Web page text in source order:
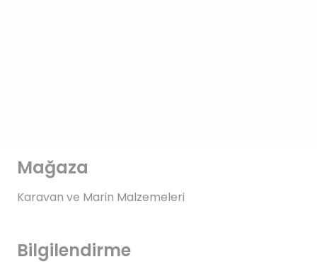
Mağaza
Karavan ve Marin Malzemeleri
Bilgilendirme